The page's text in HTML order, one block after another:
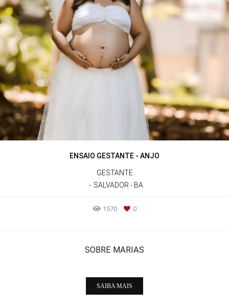
ENSAIO GESTANTE - ANJO
GESTANTE
SALVADOR - BA
1570 0
SOBRE MARIAS
SAIBA MAIS